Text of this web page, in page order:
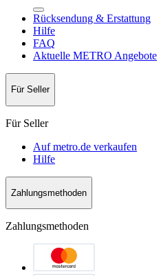
Rücksendung & Erstattung
Hilfe
FAQ
Aktuelle METRO Angebote
Für Seller
Für Seller
Auf metro.de verkaufen
Hilfe
Zahlungsmethoden
Zahlungsmethoden